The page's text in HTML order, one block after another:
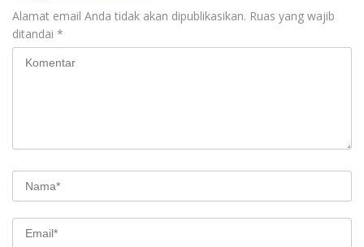
Alamat email Anda tidak akan dipublikasikan. Ruas yang wajib
ditandai *